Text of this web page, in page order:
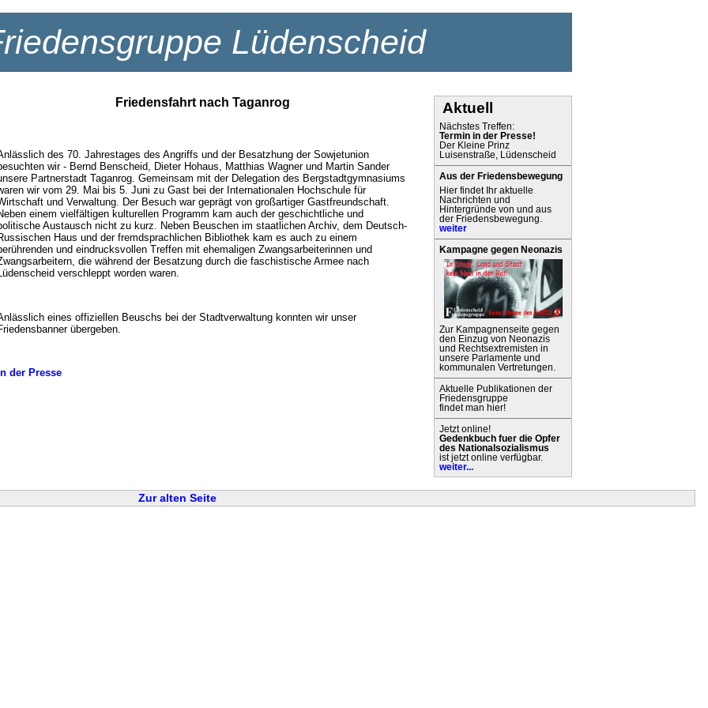
Lüdenscheid
Aktuell
Nächstes Treffen:
Termin in der Presse!
Der Kleine Prinz
Luisenstraße, Lüdenscheid
Aus der Friedensbewegung
Hier findet Ihr aktuelle
Nachrichten und
Hintergründe von und aus
der Friedensbewegung.
weiter
Kampagne gegen Neonazis
Zur Kampagnenseite gegen
den Einzug von Neonazis
und Rechtsextremisten in
unsere Parlamente und
kommunalen Vertretungen.
Aktuelle Publikationen der
Friedensgruppe
findet man hier!
Jetzt online!
Gedenkbuch fuer die Opfer
des Nationalsozialismus
ist jetzt online verfügbar.
weiter...
Friedensfahrt nach Taganrog
des 70. Jahrestages des Angriffs und der Besatzhung der Sowjetunion
wir - Bernd Benscheid, Dieter Hohaus, Matthias Wagner und Martin Sander
Partnerstadt Taganrog. Gemeinsam mit der Delegation des Bergstadtgymnasiums
wir vom 29. Mai bis 5. Juni zu Gast bei der Internationalen Hochschule für
und Verwaltung. Der Besuch war geprägt von großartiger Gastfreundschaft.
einem vielfältigen kulturellen Programm kam auch der geschichtliche und
Austausch nicht zu kurz. Neben Beuschen im staatlichen Archiv, dem Deutsch-
Haus und der fremdsprachlichen Bibliothek kam es auch zu einem
und eindrucksvollen Treffen mit ehemaligen Zwangsarbeiterinnen und
die während der Besatzung durch die faschistische Armee nach
verschleppt worden waren.
eines offiziellen Beuschs bei der Stadtverwaltung konnten wir unser
übergeben.
In der Presse
Zur alten Seite